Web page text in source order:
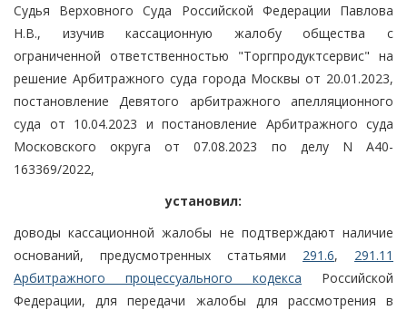
Судья Верховного Суда Российской Федерации Павлова
Н.В., изучив кассационную жалобу общества с
ограниченной ответственностью "Торгпродуктсервис" на
решение Арбитражного суда города Москвы от 20.01.2023,
постановление Девятого арбитражного апелляционного
суда от 10.04.2023 и постановление Арбитражного суда
Московского округа от 07.08.2023 по делу N А40-
163369/2022,
установил:
доводы кассационной жалобы не подтверждают наличие
оснований, предусмотренных статьями 291.6, 291.11
Арбитражного процессуального кодекса Российской
Федерации, для передачи жалобы для рассмотрения в